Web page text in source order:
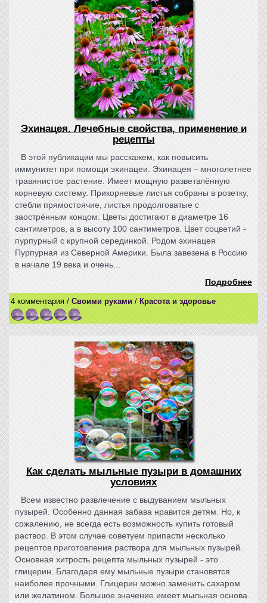
Эхинацея. Лечебные свойства, применение и
рецепты
В этой публикации мы расскажем, как повысить
иммунитет при помощи эхинацеи. Эхинацея – многолетнее
травянистое растение. Имеет мощную разветвлённую
корневую систему. Прикорневые листья собраны в розетку,
стебли прямостоячие, листья продолговатые с
заострённым концом. Цветы достигают в диаметре 16
сантиметров, а в высоту 100 сантиметров. Цвет соцветий -
пурпурный с крупной серединкой. Родом эхинацея
Пурпурная из Северной Америки. Была завезена в Россию
в начале 19 века и очень...
Подробнее
4 комментария / Своими руками / Красота и здоровье
Как сделать мыльные пузыри в домашних
условиях
Всем известно развлечение с выдуванием мыльных
пузырей. Особенно данная забава нравится детям. Но, к
сожалению, не всегда есть возможность купить готовый
раствор. В этом случае советуем припасти несколько
рецептов приготовления раствора для мыльных пузырей.
Основная хитрость рецепта мыльных пузырей - это
глицерин. Благодаря ему мыльные пузыри становятся
наиболее прочными. Глицерин можно заменить сахаром
или желатином. Большое значение имеет мыльная основа.